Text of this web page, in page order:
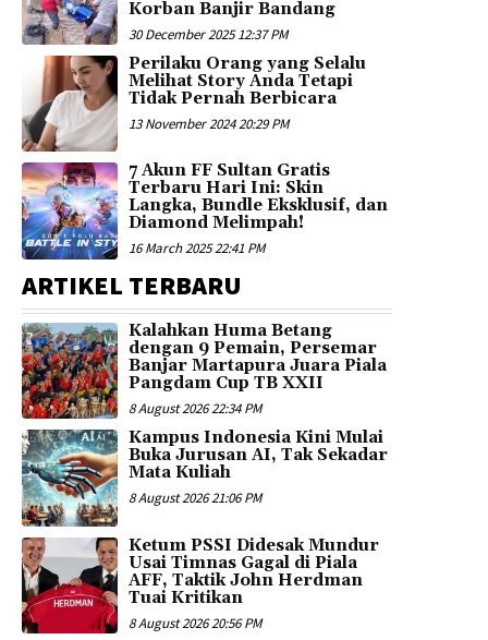
Korban Banjir Bandang
30 December 2025 12:37 PM
Perilaku Orang yang Selalu
Melihat Story Anda Tetapi
Tidak Pernah Berbicara
13 November 2024 20:29 PM
7 Akun FF Sultan Gratis
Terbaru Hari Ini: Skin
Langka, Bundle Eksklusif, dan
Diamond Melimpah!
16 March 2025 22:41 PM
ARTIKEL TERBARU
Kalahkan Huma Betang
dengan 9 Pemain, Persemar
Banjar Martapura Juara Piala
Pangdam Cup TB XXII
8 August 2026 22:34 PM
Kampus Indonesia Kini Mulai
Buka Jurusan AI, Tak Sekadar
Mata Kuliah
8 August 2026 21:06 PM
Ketum PSSI Didesak Mundur
Usai Timnas Gagal di Piala
AFF, Taktik John Herdman
Tuai Kritikan
8 August 2026 20:56 PM